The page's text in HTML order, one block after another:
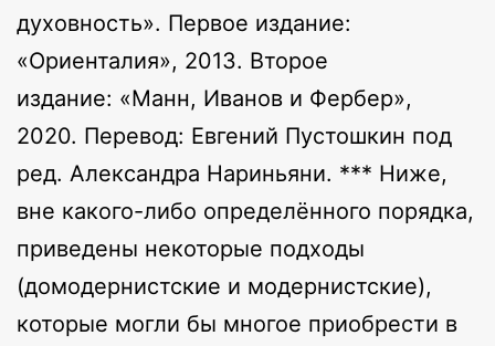
духовность». Первое издание:
«Ориенталия», 2013. Второе
издание: «Манн, Иванов и Фербер»,
2020. Перевод: Евгений Пустошкин под
ред. Александра Нариньяни. *** Ниже,
вне какого-либо определённого порядка,
приведены некоторые подходы
(домодернистские и модернистские),
которые могли бы многое приобрести в